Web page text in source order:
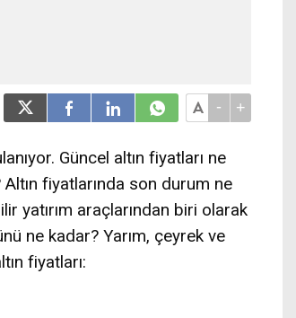
- +
Güncel altın fiyatları ne
fiyatlarında son durum ne
yatırım araçlarından biri olarak
ne kadar? Yarım, çeyrek ve
fiyatları: